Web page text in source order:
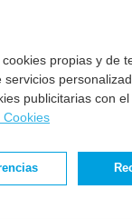
cookies propias y de
servicios
publicitarias con
Cookies
Formantia.
método.
tus metas